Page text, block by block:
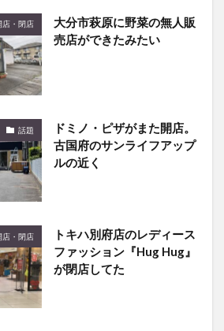
店・閉店
大分市萩原に野菜の無人販
売店ができたみたい
話題
ドミノ・ピザがまた開店。
古国府のサンライフアップ
ルの近く
店・閉店
トキハ別府店のレディース
ファッション『Hug Hug』
が閉店してた